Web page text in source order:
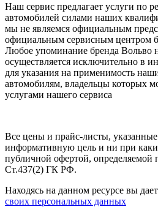
Наш сервис предлагает услуги по
автомобилей силами наших
мы не являемся официальным
официальным сервисным центром
Любое упоминание бренда Вольво
осуществляется исключительно в
для указания на применимость
автомобилям, владельцы которых
услугами нашего сервиса
Все цены и прайс-листы,
информативную цель и ни при
публичной офертой, определяемой
Ст.437(2) ГК РФ.
Находясь на данном ресурсе вы
своих персональных данных